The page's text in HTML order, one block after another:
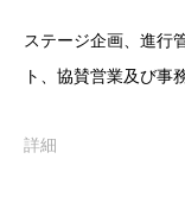
ステージ企画、進行
ト、協賛営業及び事
詳細